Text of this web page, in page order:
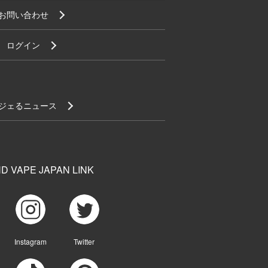
問い合わせ
ログイン
ェるニュース
VAPE JAPAN LINK
Instagram Twitter